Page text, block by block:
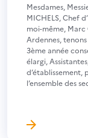
Mesdames,
MICHELS, Chef
moi-même, Marc
Ardennes,
3ème année
élargi,
d’établissement,
l’ensemble des